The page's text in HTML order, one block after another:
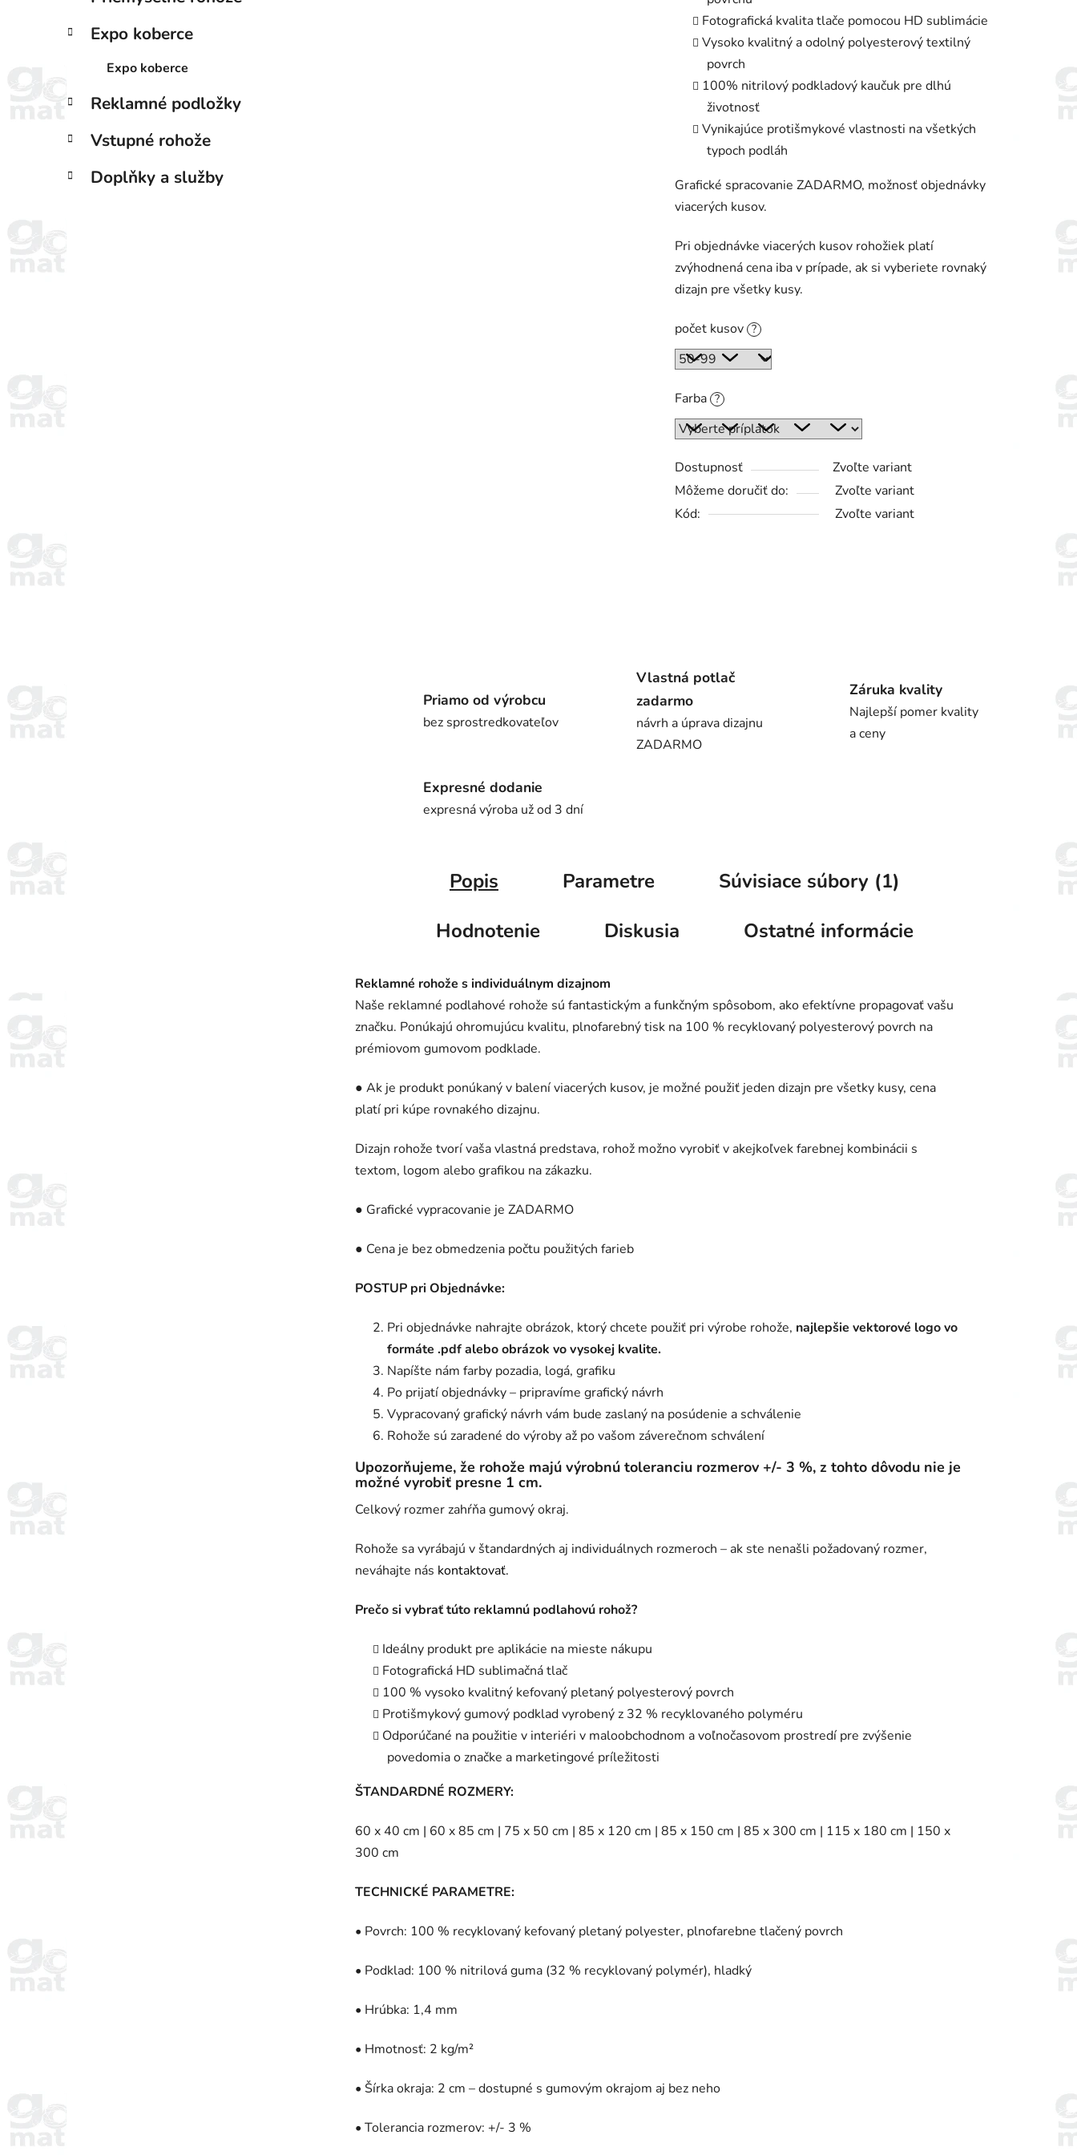
Expo koberce
Expo koberce
Reklamné podložky
Vstupné rohože
Doplňky a služby
Fotografická kvalita tlače pomocou HD sublimácie
Vysoko kvalitný a odolný polyesterový textilný
povrch
100% nitrilový podkladový kaučuk pre dlhú
životnosť
Vynikajúce protišmykové vlastnosti na všetkých
typoch podláh
Grafické spracovanie ZADARMO, možnosť objednávky
viacerých kusov.
Pri objednávke viacerých kusov rohožiek platí
zvýhodnená cena iba v prípade, ak si vyberiete rovnaký
dizajn pre všetky kusy.
počet kusov ?
Farba ?
Dostupnosť
Zvoľte variant
Môžeme doručiť do:
Zvoľte variant
Kód:
Zvoľte variant
Priamo od výrobcu
bez sprostredkovateľov
Vlastná potlač
zadarmo
návrh a úprava dizajnu
ZADARMO
Záruka kvality
Najlepší pomer kvality
a ceny
Expresné dodanie
expresná výroba už od 3 dní
Popis Parametre
Súvisiace súbory (1)
Hodnotenie
Diskusia Ostatné informácie
Reklamné rohože s individuálnym dizajnom
Naše reklamné podlahové rohože sú fantastickým a funkčným spôsobom, ako efektívne propagovať vašu
značku. Ponúkajú ohromujúcu kvalitu, plnofarebný tisk na 100 % recyklovaný polyesterový povrch na
prémiovom gumovom podklade.
● Ak je produkt ponúkaný v balení viacerých kusov, je možné použiť jeden dizajn pre všetky kusy, cena
platí pri kúpe rovnakého dizajnu.
Dizajn rohože tvorí vaša vlastná predstava, rohož možno vyrobiť v akejkoľvek farebnej kombinácii s
textom, logom alebo grafikou na zákazku.
● Grafické vypracovanie je ZADARMO
● Cena je bez obmedzenia počtu použitých farieb
POSTUP pri Objednávke:
Pri objednávke nahrajte obrázok, ktorý chcete použiť pri výrobe rohože, najlepšie vektorové logo vo
formáte .pdf alebo obrázok vo vysokej kvalite.
Napíšte nám farby pozadia, logá, grafiku
Po prijatí objednávky – pripravíme grafický návrh
Vypracovaný grafický návrh vám bude zaslaný na posúdenie a schválenie
Rohože sú zaradené do výroby až po vašom záverečnom schválení
Upozorňujeme, že rohože majú výrobnú toleranciu rozmerov +/- 3 %, z tohto dôvodu nie je
možné vyrobiť presne 1 cm.
Celkový rozmer zahŕňa gumový okraj.
Rohože sa vyrábajú v štandardných aj individuálnych rozmeroch – ak ste nenašli požadovaný rozmer,
neváhajte nás kontaktovať.
Prečo si vybrať túto reklamnú podlahovú rohož?
Ideálny produkt pre aplikácie na mieste nákupu
Fotografická HD sublimačná tlač
100 % vysoko kvalitný kefovaný pletaný polyesterový povrch
Protišmykový gumový podklad vyrobený z 32 % recyklovaného polyméru
Odporúčané na použitie v interiéri v maloobchodnom a voľnočasovom prostredí pre zvýšenie
povedomia o značke a marketingové príležitosti
ŠTANDARDNÉ ROZMERY:
60 x 40 cm | 60 x 85 cm | 75 x 50 cm | 85 x 120 cm | 85 x 150 cm | 85 x 300 cm | 115 x 180 cm | 150 x
300 cm
TECHNICKÉ PARAMETRE:
• Povrch: 100 % recyklovaný kefovaný pletaný polyester, plnofarebne tlačený povrch
• Podklad: 100 % nitrilová guma (32 % recyklovaný polymér), hladký
• Hrúbka: 1,4 mm
• Hmotnosť: 2 kg/m²
• Šírka okraja: 2 cm – dostupné s gumovým okrajom aj bez neho
• Tolerancia rozmerov: +/- 3 %